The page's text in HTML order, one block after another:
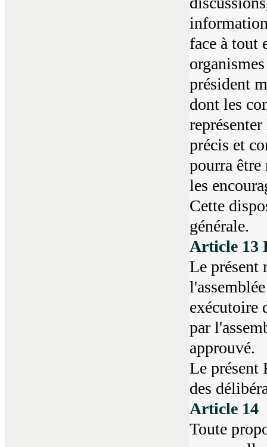
face à tout
président
dont les
précis et
pourra être
les
Cette
générale.
Article 13
Le présent
exécutoire
par
approuvé.
Le présent
des
Article 14
Toute